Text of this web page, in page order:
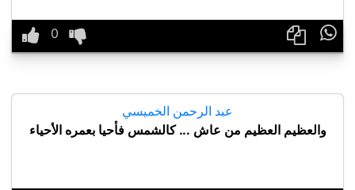

عبد الرحمن الخميسي
والعظيم العظيم من عاش ... كالشمس فأحيا بعمره الأحياء